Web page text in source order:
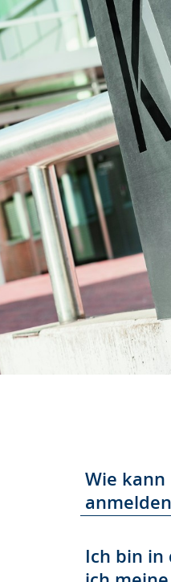
Wie
Ich bin in